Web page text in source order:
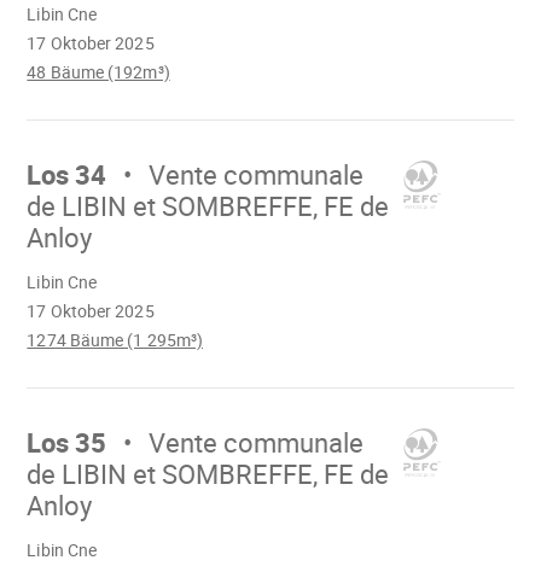
17 Oktober 2025
Libin Cne
48 Bäume (192m³)
Mach
Los 34
Vente communale
de LIBIN et SOMBREFFE, FE de
Anloy
17 Oktober 2025
Libin Cne
1274 Bäume (1 295m³)
Mach
Los 35
Vente communale
de LIBIN et SOMBREFFE, FE de
Anloy
Libin Cne